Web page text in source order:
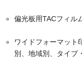
偏光板用TACフィル
ワイドフォーマット
別、地域別、タイプ